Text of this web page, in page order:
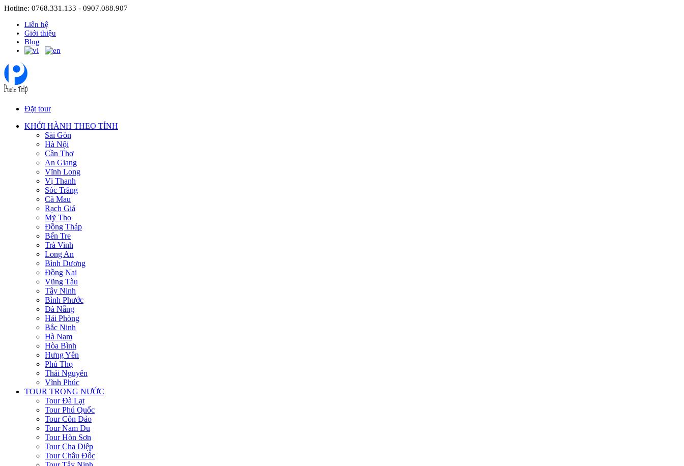
Hotline: 0768.331.133 - 0907.088.907
Liên hệ
Giới thiệu
Blog
Đặt tour
KHỞI HÀNH THEO TỈNH
Sài Gòn
Hà Nội
Cần Thơ
An Giang
Vĩnh Long
Vị Thanh
Sóc Trăng
Cà Mau
Rạch Giá
Mỹ Tho
Đồng Tháp
Bến Tre
Trà Vinh
Long An
Bình Dương
Đồng Nai
Vũng Tàu
Tây Ninh
Bình Phước
Đà Nẵng
Hải Phòng
Bắc Ninh
Hà Nam
Hòa Bình
Hưng Yên
Phú Thọ
Thái Nguyên
Vĩnh Phúc
TOUR TRONG NƯỚC
Tour Đà Lạt
Tour Phú Quốc
Tour Côn Đảo
Tour Nam Du
Tour Hòn Sơn
Tour Cha Diệp
Tour Châu Đốc